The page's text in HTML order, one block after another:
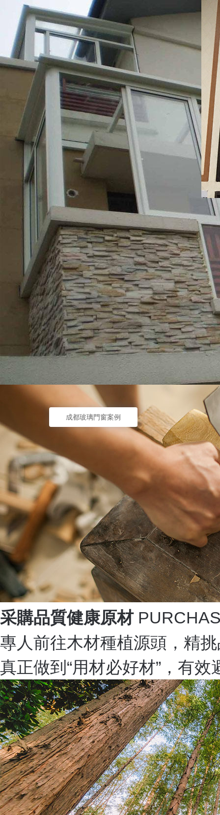
成都斷橋門窗案例
成都玻璃門窗案例
TIANHAO
匯聚 設計團隊 BRINGING
擁有一批精通MENC設計的
根據客戶的需要進行不同風
從選材、封邊、線條等細節
采購品質健康原材
專人前往木材種植源頭，精
真正做到“用材必好材”，有效